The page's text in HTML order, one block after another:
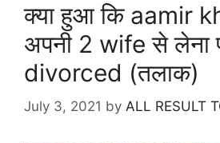
क्या हुआ कि aamir
अपनी 2 wife से लेना
divorced (तलाक)
July 3, 2021 by ALL RESULT